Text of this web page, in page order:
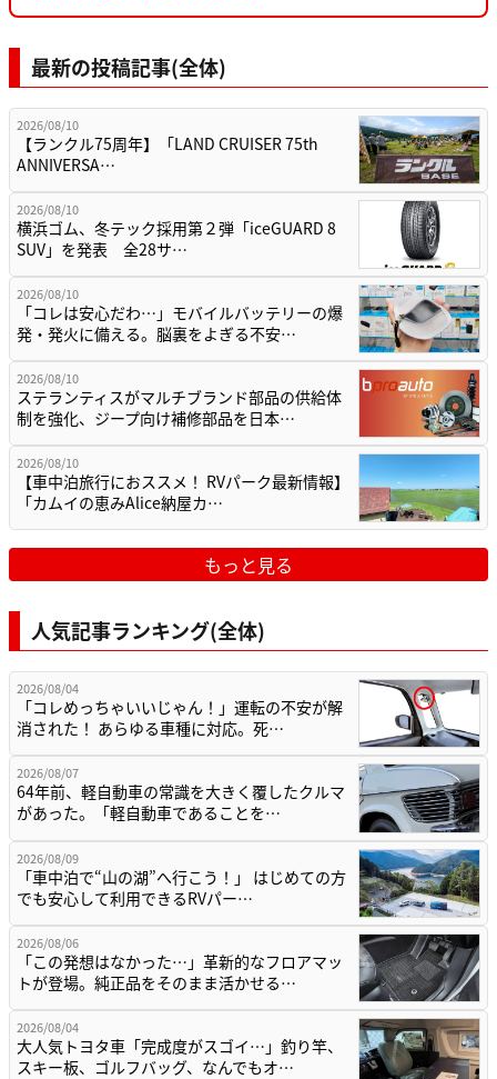
最新の投稿記事(全体)
2026/08/10
【ランクル75周年】「LAND CRUISER 75th
ANNIVERSA…
2026/08/10
横浜ゴム、冬テック採用第２弾「iceGUARD 8
SUV」を発表 全28サ…
2026/08/10
「コレは安心だわ…」モバイルバッテリーの爆
発・発火に備える。脳裏をよぎる不安…
2026/08/10
ステランティスがマルチブランド部品の供給体
制を強化、ジープ向け補修部品を日本…
2026/08/10
【車中泊旅行におススメ！ RVパーク最新情報】
「カムイの恵みAlice納屋カ…
もっと見る
人気記事ランキング(全体)
2026/08/04
「コレめっちゃいいじゃん！」運転の不安が解
消された！ あらゆる車種に対応。死…
2026/08/07
64年前、軽自動車の常識を大きく覆したクルマ
があった。「軽自動車であることを…
2026/08/09
「車中泊で“山の湖”へ行こう！」 はじめての方
でも安心して利用できるRVパー…
2026/08/06
「この発想はなかった…」革新的なフロアマッ
トが登場。純正品をそのまま活かせる…
2026/08/04
大人気トヨタ車「完成度がスゴイ…」釣り竿、
スキー板、ゴルフバッグ、なんでもオ…